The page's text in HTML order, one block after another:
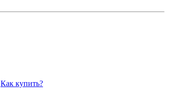
Как купить?